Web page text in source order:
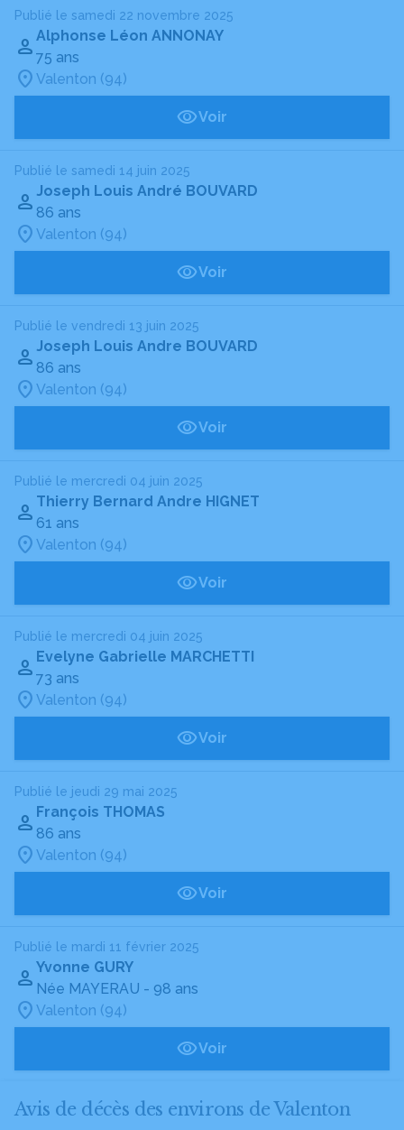
Publié le samedi 22 novembre 2025
Alphonse Léon ANNONAY
75 ans
Valenton (94)
Voir
Publié le samedi 14 juin 2025
Joseph Louis André BOUVARD
86 ans
Valenton (94)
Voir
Publié le vendredi 13 juin 2025
Joseph Louis Andre BOUVARD
86 ans
Valenton (94)
Voir
Publié le mercredi 04 juin 2025
Thierry Bernard Andre HIGNET
61 ans
Valenton (94)
Voir
Publié le mercredi 04 juin 2025
Evelyne Gabrielle MARCHETTI
73 ans
Valenton (94)
Voir
Publié le jeudi 29 mai 2025
François THOMAS
86 ans
Valenton (94)
Voir
Publié le mardi 11 février 2025
Yvonne GURY
Née MAYERAU - 98 ans
Valenton (94)
Voir
Avis de décès des environs de Valenton